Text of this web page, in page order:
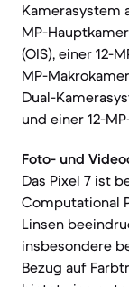
Kamerasystem
MP-
(OIS), einer 12-
MP-
Dual-
und einer 12-
Foto- und
Das Pixel 7 ist
Computational
Linsen
insbesondere
Bezug auf